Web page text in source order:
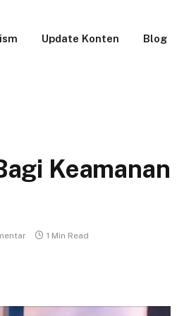
Update Konten Blog
Keamanan
1 Min Read